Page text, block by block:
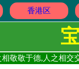
香港区
相敬敬于德,人之相